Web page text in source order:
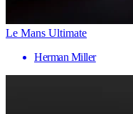
Le Mans Ultimate
Herman Miller